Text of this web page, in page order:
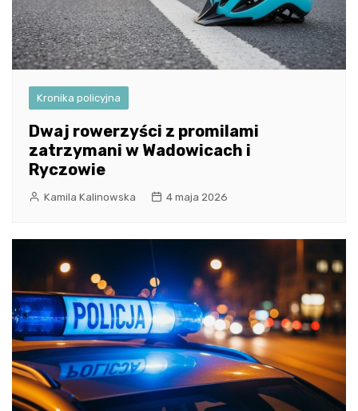
Kronika policyjna
Dwaj rowerzyści z promilami
zatrzymani w Wadowicach i
Ryczowie
Kamila Kalinowska 4 maja 2026